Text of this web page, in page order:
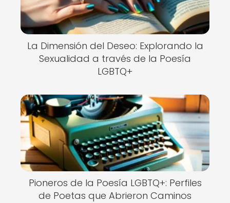
La Dimensión del Deseo: Explorando la
Sexualidad a través de la Poesía
LGBTQ+
Pioneros de la Poesía LGBTQ+: Perfiles
de Poetas que Abrieron Caminos